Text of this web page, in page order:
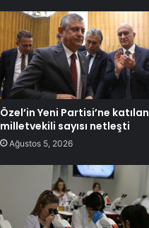
Özel’in Yeni Partisi’ne katılan
milletvekili sayısı netleşti
Ağustos 5, 2026